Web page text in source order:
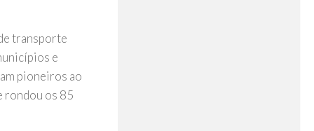
transporte
e
pioneiros ao
rondou os 85